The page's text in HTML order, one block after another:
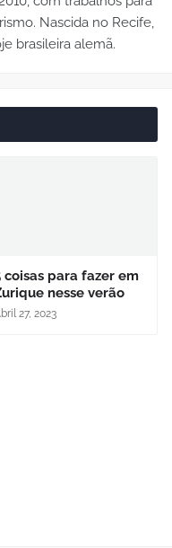
Nascida no Recife,
brasileira alemã.
coisas para fazer em
nesse verão
27, 2023